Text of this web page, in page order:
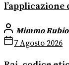
l’applicazione
Mimmo Rubio
7 Agosto 2026